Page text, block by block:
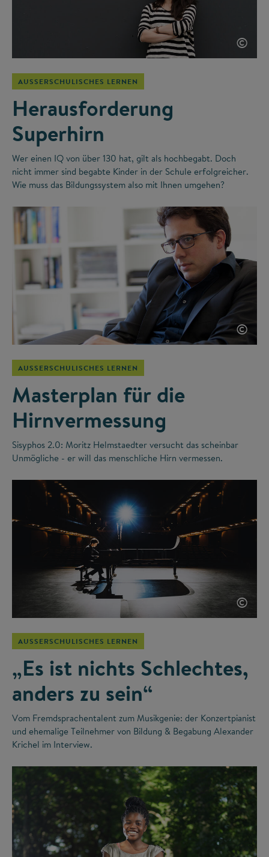
©
AUSSERSCHULISCHES LERNEN
Herausforderung
Superhirn
Wer einen IQ von über 130 hat, gilt als hochbegabt. Doch
nicht immer sind begabte Kinder in der Schule erfolgreicher.
Wie muss das Bildungssystem also mit Ihnen umgehen?
©
AUSSERSCHULISCHES LERNEN
Masterplan für die
Hirnvermessung
Sisyphos 2.0: Moritz Helmstaedter versucht das scheinbar
Unmögliche - er will das menschliche Hirn vermessen.
©
AUSSERSCHULISCHES LERNEN
„Es ist nichts Schlechtes,
anders zu sein“
Vom Fremdsprachentalent zum Musikgenie: der Konzertpianist
und ehemalige Teilnehmer von Bildung & Begabung Alexander
Krichel im Interview.